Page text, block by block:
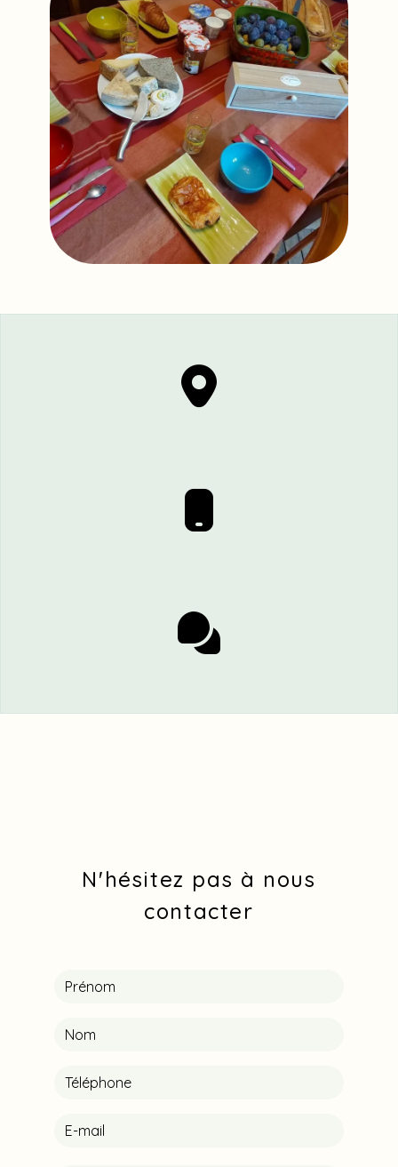
N'hésitez pas à nous
contacter